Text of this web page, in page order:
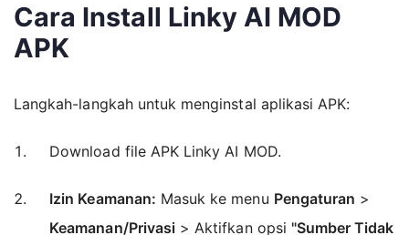
Cara Install Linky AI MOD
APK
Langkah-langkah untuk menginstal aplikasi APK:
Download file APK Linky AI MOD.
Izin Keamanan: Masuk ke menu Pengaturan >
Keamanan/Privasi > Aktifkan opsi "Sumber Tidak